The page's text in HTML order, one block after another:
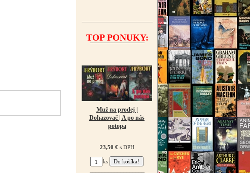
TOP PONUKY:
Muž na prodej |
Dohazovač | A po nás
potopa
23,50 €s DPH
ks